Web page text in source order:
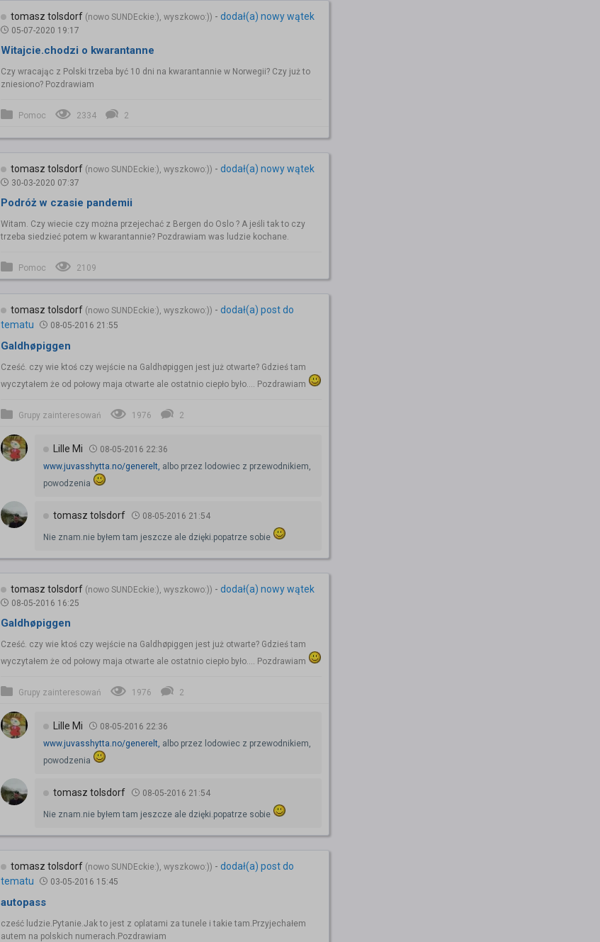
tomasz tolsdorf (nowo SUNDEckie:), wyszkowo:)) - dodał(a) nowy wątek
05-07-2020 19:17
Witajcie.chodzi o kwarantanne
Czy wracając z Polski trzeba być 10 dni na kwarantannie w Norwegii? Czy już to
zniesiono? Pozdrawiam
Pomoc 2334 2
tomasz tolsdorf (nowo SUNDEckie:), wyszkowo:)) - dodał(a) nowy wątek
30-03-2020 07:37
Podróż w czasie pandemii
Witam. Czy wiecie czy można przejechać z Bergen do Oslo ? A jeśli tak to czy
trzeba siedzieć potem w kwarantannie? Pozdrawiam was ludzie kochane.
Pomoc 2109
tomasz tolsdorf (nowo SUNDEckie:), wyszkowo:)) - dodał(a) post do
tematu
08-05-2016 21:55
Galdhøpiggen
Cześć. czy wie ktoś czy wejście na Galdhøpiggen jest już otwarte? Gdzieś tam
wyczytałem że od połowy maja otwarte ale ostatnio ciepło było.... Pozdrawiam
Grupy zainteresowań 1976 2
Lille Mi
08-05-2016 22:36
www.juvasshytta.no/generelt, albo przez lodowiec z przewodnikiem,
powodzenia
tomasz tolsdorf 08-05-2016 21:54
Nie znam.nie byłem tam jeszcze ale dzięki.popatrze sobie
tomasz tolsdorf (nowo SUNDEckie:), wyszkowo:)) - dodał(a) nowy wątek
08-05-2016 16:25
Galdhøpiggen
Cześć. czy wie ktoś czy wejście na Galdhøpiggen jest już otwarte? Gdzieś tam
wyczytałem że od połowy maja otwarte ale ostatnio ciepło było.... Pozdrawiam
Grupy zainteresowań 1976 2
Lille Mi
08-05-2016 22:36
www.juvasshytta.no/generelt, albo przez lodowiec z przewodnikiem,
powodzenia
tomasz tolsdorf 08-05-2016 21:54
Nie znam.nie byłem tam jeszcze ale dzięki.popatrze sobie
tomasz tolsdorf (nowo SUNDEckie:), wyszkowo:)) - dodał(a) post do
tematu
03-05-2016 15:45
autopass
cześć ludzie.Pytanie.Jak to jest z oplatami za tunele i takie tam.Przyjechałem
autem na polskich numerach.Pozdrawiam